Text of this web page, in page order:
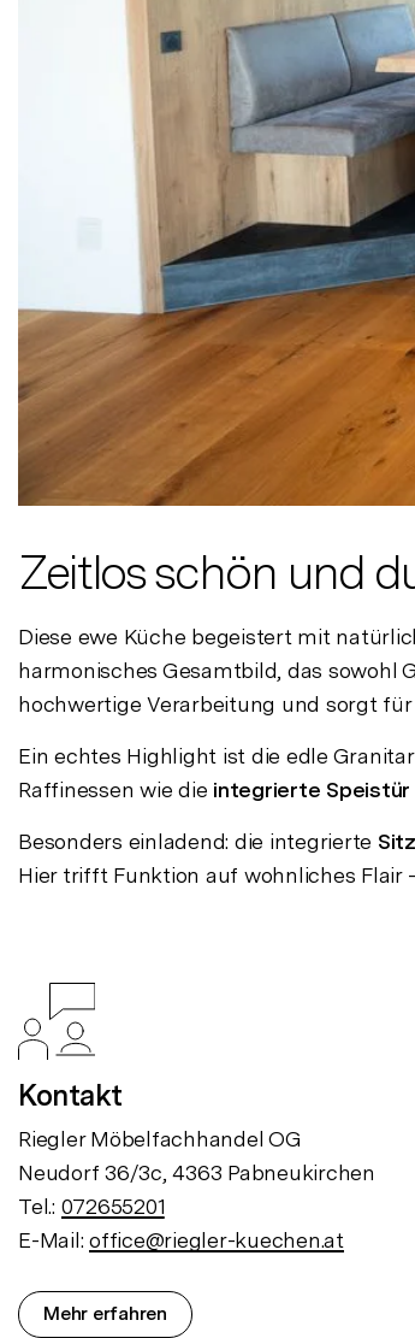
Zeitlos schön und
Diese ewe Küche begeistert mit
harmonisches Gesamtbild, das
hochwertige Verarbeitung und sorgt
Ein echtes Highlight ist die edle
Raffinessen wie die integrierte Speistür
Besonders einladend: die integrierte
Hier trifft Funktion auf wohnliches Flair
Kontakt
Riegler Möbelfachhandel OG
Neudorf 36/3c, 4363 Pabneukirchen
Tel.: 072655201
E-Mail: office@riegler-kuechen.at
Mehr erfahren